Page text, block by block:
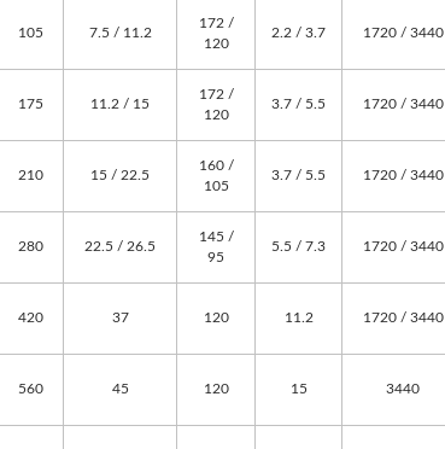
105 7.5 / 11.2
172 /
120
2.2 / 3.7 1720 / 3440
175 11.2 / 15
172 /
120
3.7 / 5.5 1720 / 3440
210 15 / 22.5
160 /
105
3.7 / 5.5 1720 / 3440
280 22.5 / 26.5
145 /
95
5.5 / 7.3 1720 / 3440
420 37 120 11.2 1720 / 3440
560 45 120 15 3440